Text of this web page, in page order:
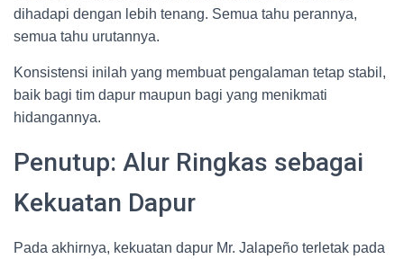
dihadapi dengan lebih tenang. Semua tahu perannya,
semua tahu urutannya.
Konsistensi inilah yang membuat pengalaman tetap stabil,
baik bagi tim dapur maupun bagi yang menikmati
hidangannya.
Penutup: Alur Ringkas sebagai
Kekuatan Dapur
Pada akhirnya, kekuatan dapur Mr. Jalapeño terletak pada